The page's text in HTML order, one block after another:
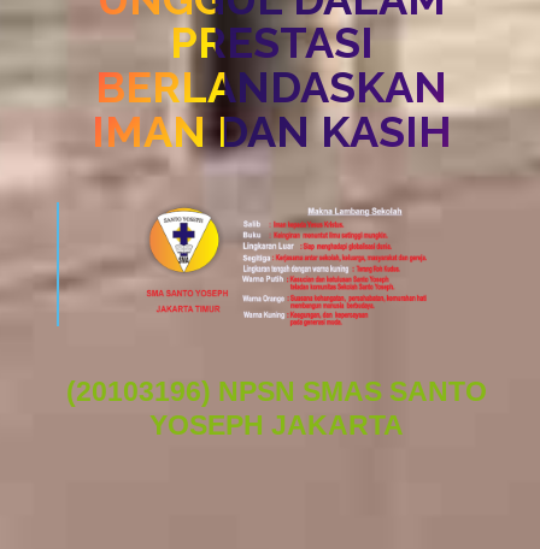
PRESTASI
BERLANDASKAN
IMAN DAN KASIH
(20103196) NPSN SMAS SANTO
YOSEPH JAKARTA